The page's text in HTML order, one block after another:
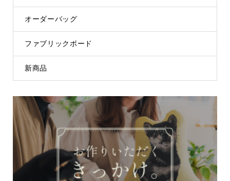
オーダーバッグ
ファブリックボード
新商品